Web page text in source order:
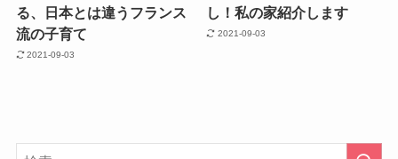
る、日本とは違うフランス
流の子育て
2021-09-03
し！私の家紹介します
2021-09-03